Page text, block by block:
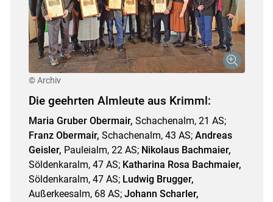
© Archiv
Die geehrten Almleute aus Krimml:
Maria Gruber Obermair, Schachenalm, 21 AS;
Franz Obermair, Schachenalm, 43 AS; Andreas
Geisler, Pauleialm, 22 AS; Nikolaus Bachmaier,
Söldenkaralm, 47 AS; Katharina Rosa Bachmaier,
Söldenkaralm, 47 AS; Ludwig Brugger,
Außerkeesalm, 68 AS; Johann Scharler,